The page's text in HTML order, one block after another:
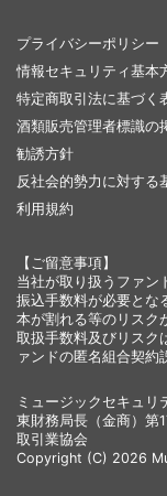
プライバシーポリシー
情報セキュリティ基本
特定商取引法に基づく
酒類販売管理者標識の
勧誘方針
反社会的勢力に対する
利用規約
【ご留意事項】
当社が取り扱うファン
振込手数料が必要とな
本が割れる等のリスク
取扱手数料及びリスク
ァンドの匿名組合契約
ミュージックセキュ
東財務局長（金商）
取引業協会
Copyright (C) 2026